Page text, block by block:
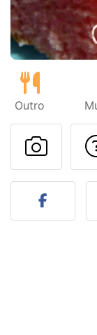
Outro
Fez